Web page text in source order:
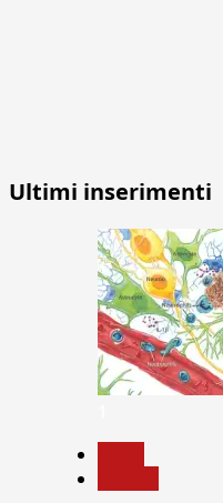
Ultimi inserimenti